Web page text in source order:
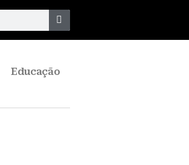
Educação